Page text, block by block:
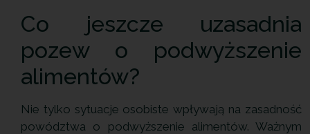
Co jeszcze uzasadnia
pozew o podwyższenie
alimentów?
Nie tylko sytuacje osobiste wpływają na zasadność
powództwa o podwyższenie alimentów. Ważnym